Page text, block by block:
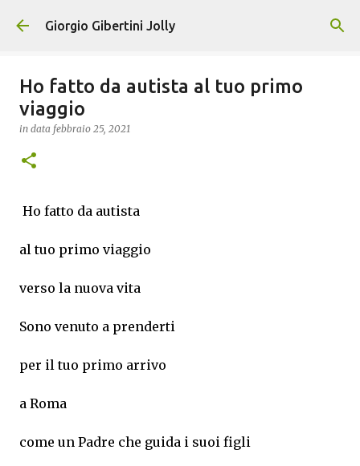
Passa ai contenuti principali
Giorgio Gibertini Jolly
Ho fatto da autista al tuo primo
viaggio
in data febbraio 25, 2021
Ho fatto da autista
al tuo primo viaggio
verso la nuova vita
Sono venuto a prenderti
per il tuo primo arrivo
a Roma
come un Padre che guida i suoi figli